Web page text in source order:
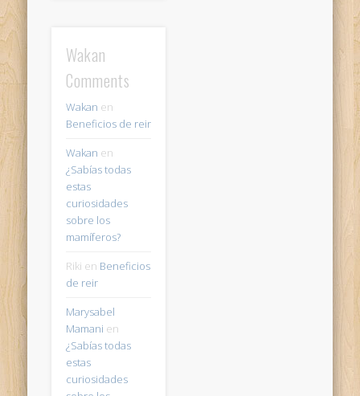
Wakan
Comments
Wakan en
Beneficios de reir
Wakan en
¿Sabías todas
estas
curiosidades
sobre los
mamíferos?
Riki en Beneficios
de reir
Marysabel
Mamani en
¿Sabías todas
estas
curiosidades